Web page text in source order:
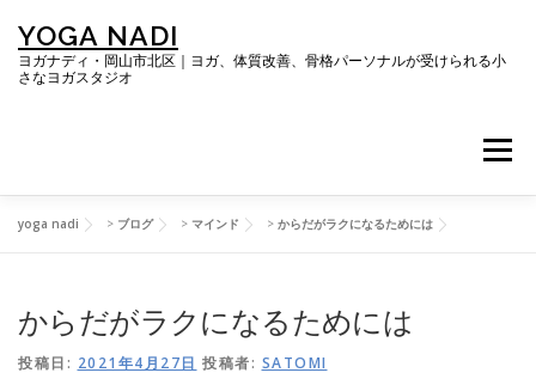
ッ
YOGA NADI
ヨガナディ・岡山市北区｜ヨガ、体質改善、骨格パーソナルが受けられる小
さなヨガスタジオ
メニュー
体質改善プログラム「RESYNC BODY」
yoga nadi > ブログ > マインド > からだがラクになるためには
からだがラクになるためには
投稿日: 2021年4月27日 投稿者: SATOMI